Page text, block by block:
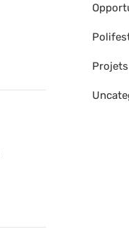
Projets